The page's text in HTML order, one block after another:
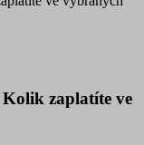
zaplatíte ve